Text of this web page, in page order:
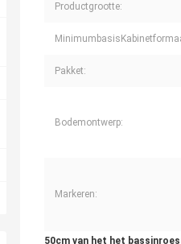
Productgrootte:
Pakket:
Bodemontwerp:
Markeren:
50cm van het het